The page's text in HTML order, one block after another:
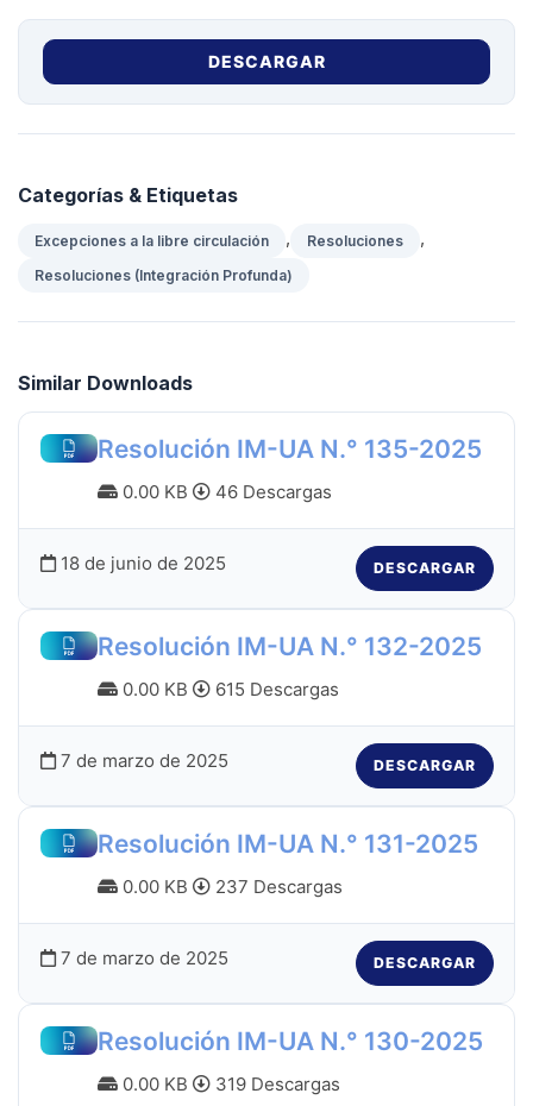
DESCARGAR
Categorías & Etiquetas
Excepciones a la libre circulación Resoluciones
Resoluciones (Integración Profunda)
Similar Downloads
Resolución IM-UA N.° 135-2025
0.00 KB 46 Descargas
18 de junio de 2025 DESCARGAR
Resolución IM-UA N.° 132-2025
0.00 KB 615 Descargas
7 de marzo de 2025 DESCARGAR
Resolución IM-UA N.° 131-2025
0.00 KB 237 Descargas
7 de marzo de 2025 DESCARGAR
Resolución IM-UA N.° 130-2025
0.00 KB 319 Descargas